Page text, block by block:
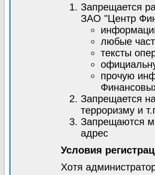
Запрещается
ЗАО "Центр
любые
тексты
прочую
Запрещается
терроризму и
Запрещаются
адрес
Условия
Хотя